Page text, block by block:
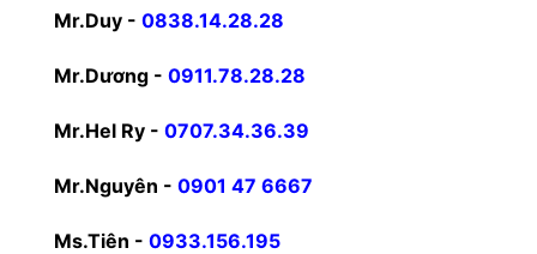
Mr.Duy - 0838.14.28.28
Mr.Dương - 0911.78.28.28
Mr.Hel Ry - 0707.34.36.39
Mr.Nguyên - 0901 47 6667
Ms.Tiên - 0933.156.195